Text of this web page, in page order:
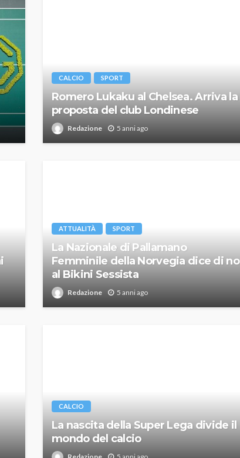
CALCIO SPORT
Romero Lukaku al Chelsea. Arriva la
proposta del club Londinese
Redazione 5 anni ago
ATTUALITÀ SPORT
La Nazionale di Pallamano
Femminile della Norvegia dice di no
al Bikini Sessista
Redazione 5 anni ago
CALCIO
La nascita della Super Lega divide il
mondo del calcio
Redazione